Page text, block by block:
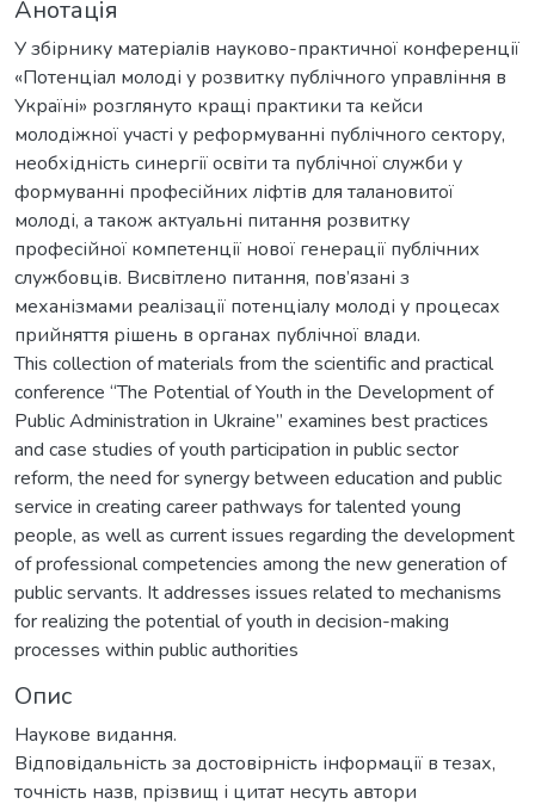
Анотація
У збірнику матеріалів науково-практичної конференції
«Потенціал молоді у розвитку публічного управління в
Україні» розглянуто кращі практики та кейси
молодіжної участі у реформуванні публічного сектору,
необхідність синергії освіти та публічної служби у
формуванні професійних ліфтів для талановитої
молоді, а також актуальні питання розвитку
професійної компетенції нової генерації публічних
службовців. Висвітлено питання, пов’язані з
механізмами реалізації потенціалу молоді у процесах
прийняття рішень в органах публічної влади.
This collection of materials from the scientific and practical
conference “The Potential of Youth in the Development of
Public Administration in Ukraine” examines best practices
and case studies of youth participation in public sector
reform, the need for synergy between education and public
service in creating career pathways for talented young
people, as well as current issues regarding the development
of professional competencies among the new generation of
public servants. It addresses issues related to mechanisms
for realizing the potential of youth in decision-making
processes within public authorities
Опис
Наукове видання.
Відповідальність за достовірність інформації в тезах,
точність назв, прізвищ і цитат несуть автори